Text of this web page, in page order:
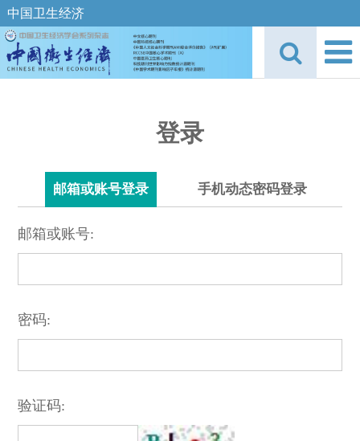
中国卫生经济
登录
邮箱或账号登录 手机动态密码登录
邮箱或账号:
密码:
验证码: